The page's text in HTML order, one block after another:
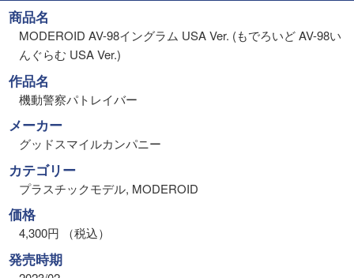
商品名
MODEROID AV-98イングラム USA Ver. (もでろいど AV-98い
んぐらむ USA Ver.)
作品名
機動警察パトレイバー
メーカー
グッドスマイルカンパニー
カテゴリー
プラスチックモデル, MODEROID
価格
4,300円 （税込）
発売時期